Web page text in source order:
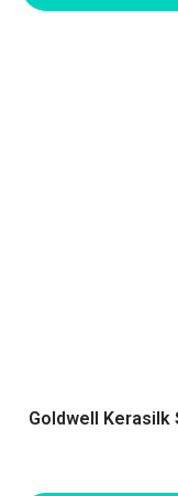
Goldwell Kerasilk